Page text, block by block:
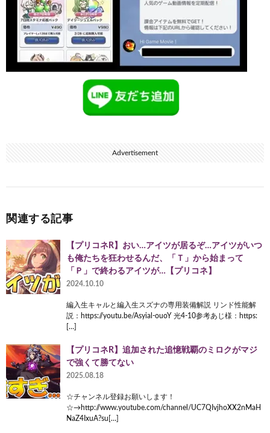
Advertisement
関連する記事
【プリコネR】おい…アイツが居るぞ…アイツがいつ
も俺たちを狂わせるんだ、「Ｔ」から始まって
「Ｐ」で終わるアイツが…【プリコネ】
2024.10.10
編入生キャルと編入生スズナの専用装備解説 リンド性能解
説：https://youtu.be/Asyial-ouoY 光4-10参考あじ様：https:
[…]
【プリコネR】追加された追憶戦覇のミロクがマジ
で強くて勝てない
2025.08.18
☆チャンネル登録お願いします！
☆→http://www.youtube.com/channel/UC7QIvjhoXX2nMaH
NaZ4IxuA?su[…]